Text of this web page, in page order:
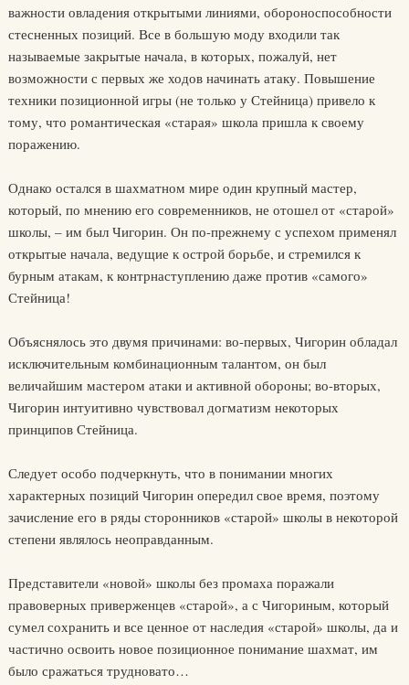
важности овладения открытыми линиями, обороноспособности
стесненных позиций. Все в большую моду входили так
называемые закрытые начала, в которых, пожалуй, нет
возможности с первых же ходов начинать атаку. Повышение
техники позиционной игры (не только у Стейница) привело к
тому, что романтическая «старая» школа пришла к своему
поражению.
Однако остался в шахматном мире один крупный мастер,
который, по мнению его современников, не отошел от «старой»
школы, – им был Чигорин. Он по-прежнему с успехом применял
открытые начала, ведущие к острой борьбе, и стремился к
бурным атакам, к контрнаступлению даже против «самого»
Стейница!
Объяснялось это двумя причинами: во-первых, Чигорин обладал
исключительным комбинационным талантом, он был
величайшим мастером атаки и активной обороны; во-вторых,
Чигорин интуитивно чувствовал догматизм некоторых
принципов Стейница.
Следует особо подчеркнуть, что в понимании многих
характерных позиций Чигорин опередил свое время, поэтому
зачисление его в ряды сторонников «старой» школы в некоторой
степени являлось неоправданным.
Представители «новой» школы без промаха поражали
правоверных приверженцев «старой», а с Чигориным, который
сумел сохранить и все ценное от наследия «старой» школы, да и
частично освоить новое позиционное понимание шахмат, им
было сражаться трудновато…